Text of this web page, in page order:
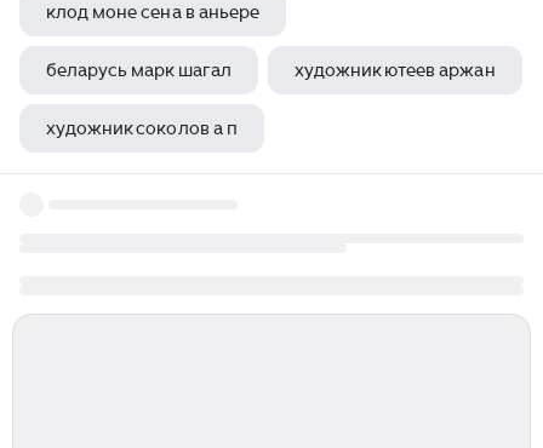
клод моне сена в аньере
беларусь марк шагал художник ютеев аржан
художник соколов а п